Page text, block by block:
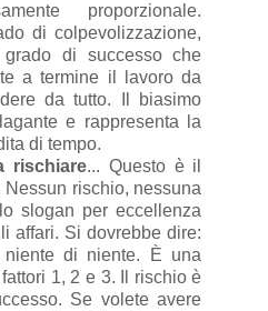
proporzionale.
di colpevolizzazione,
di successo che
a termine il lavoro da
da tutto. Il biasimo
e rappresenta la
di tempo.
rischiare... Questo è il
Nessun rischio, nessuna
slogan per eccellenza
affari. Si dovrebbe dire:
niente di niente. È una
1, 2 e 3. Il rischio è
Se volete avere